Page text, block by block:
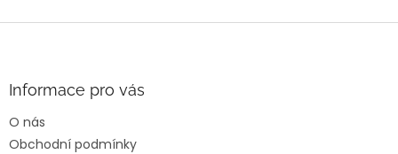
Informace pro vás
O nás
Obchodní podmínky